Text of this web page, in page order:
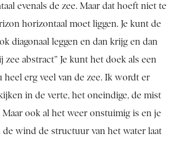
evenals de zee. Maar dat hoeft niet te
horizontaal moet liggen. Je kunt de
diagonaal leggen en dan krijg en dan
abstract” Je kunt het doek als een
erg veel van de zee. Ik wordt er
in de verte, het oneindige, de mist
ook al het weer onstuimig is en je
wind de structuur van het water laat